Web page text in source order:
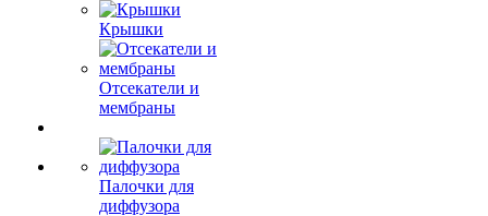
Крышки
Отсекатели и
мембраны
Палочки для
диффузора